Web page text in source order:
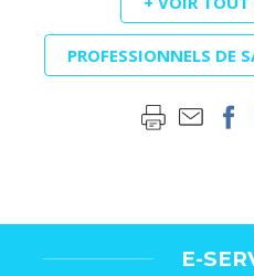
PROFESSIONNELS DE
E-